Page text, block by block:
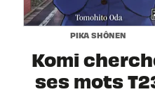
PIKA SHÔNEN
Komi
ses mots